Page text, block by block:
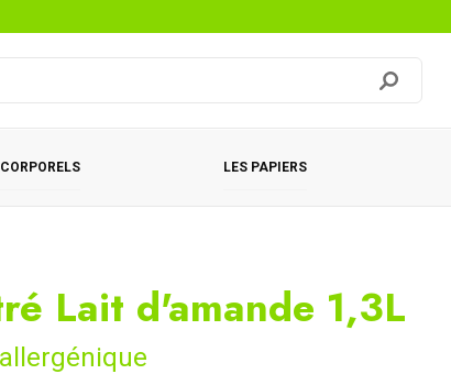
LES PAPIERS
Lait d'amande 1,3L